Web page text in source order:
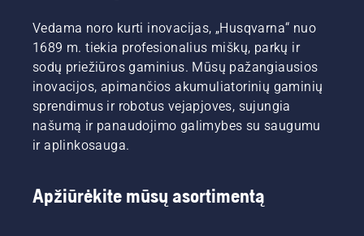
Vedama noro kurti inovacijas, „Husqvarna“ nuo
1689 m. tiekia profesionalius miškų, parkų ir
sodų priežiūros gaminius. Mūsų pažangiausios
inovacijos, apimančios akumuliatorinių gaminių
sprendimus ir robotus vejapjoves, sujungia
našumą ir panaudojimo galimybes su saugumu
ir aplinkosauga.
Apžiūrėkite mūsų asortimentą